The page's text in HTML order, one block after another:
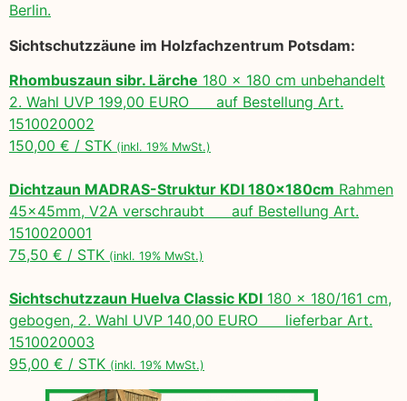
Berlin.
Sichtschutzzäune im Holzfachzentrum Potsdam:
Rhombuszaun sibr. Lärche 180 x 180 cm unbehandelt
2. Wahl UVP 199,00 EURO auf Bestellung Art.
1510020002
150,00 € / STK (inkl. 19% MwSt.)
Dichtzaun MADRAS-Struktur KDI 180x180cm Rahmen
45x45mm, V2A verschraubt auf Bestellung Art.
1510020001
75,50 € / STK (inkl. 19% MwSt.)
Sichtschutzzaun Huelva Classic KDI 180 x 180/161 cm,
gebogen, 2. Wahl UVP 140,00 EURO lieferbar Art.
1510020003
95,00 € / STK (inkl. 19% MwSt.)